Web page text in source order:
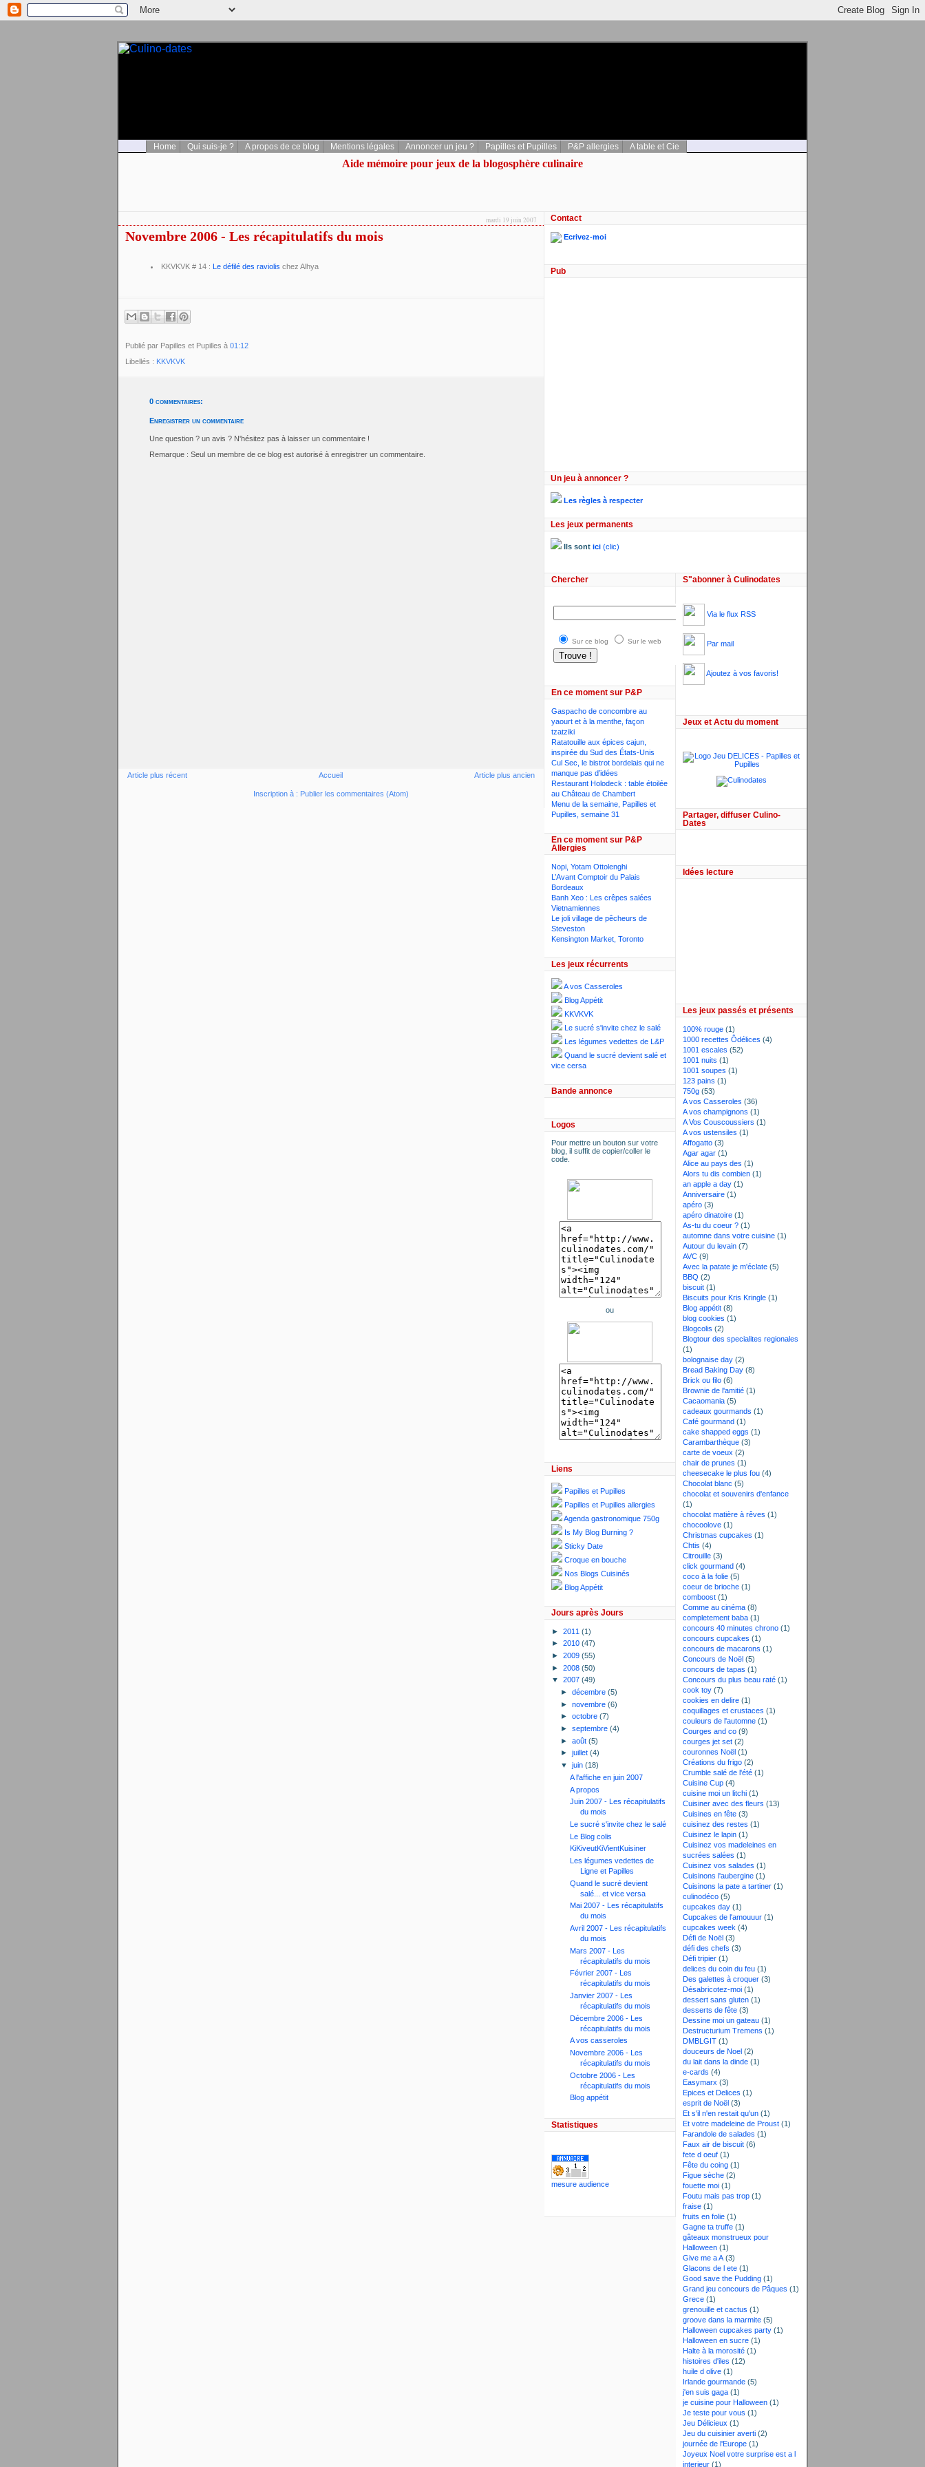
Home Qui suis-je ? A propos de ce blog Mentions légales Annoncer un jeu ? Papilles et Pupilles P&P allergies A table et Cie
Aide mémoire pour jeux de la blogosphère culinaire
mardi 19 juin 2007
Novembre 2006 - Les récapitulatifs du mois
KKVKVK # 14 : Le défilé des raviolis chez Alhya
Publié par Papilles et Pupilles à 01:12
Libellés : KKVKVK
0 commentaires:
Enregistrer un commentaire
Une question ? un avis ? N'hésitez pas à laisser un commentaire !
Remarque : Seul un membre de ce blog est autorisé à enregistrer un commentaire.
Article plus récent Article plus ancien
Accueil
Inscription à : Publier les commentaires (Atom)
Contact
Ecrivez-moi
Pub
Un jeu à annoncer ?
Les règles à respecter
Les jeux permanents
Ils sont ici (clic)
Chercher
Sur ce blog Sur le web
En ce moment sur P&P
Gaspacho de concombre au
yaourt et à la menthe, façon
tzatziki
Ratatouille aux épices cajun,
inspirée du Sud des États-Unis
Cul Sec, le bistrot bordelais qui ne
manque pas d’idées
Restaurant Holodeck : table étoilée
au Château de Chambert
Menu de la semaine, Papilles et
Pupilles, semaine 31
En ce moment sur P&P
Allergies
Nopi, Yotam Ottolenghi
L’Avant Comptoir du Palais
Bordeaux
Banh Xeo : Les crêpes salées
Vietnamiennes
Le joli village de pêcheurs de
Steveston
Kensington Market, Toronto
Les jeux récurrents
A vos Casseroles
Blog Appétit
KKVKVK
Le sucré s'invite chez le salé
Les légumes vedettes de L&P
Quand le sucré devient salé et
vice cersa
Bande annonce
Logos
Pour mettre un bouton sur votre
blog, il suffit de copier/coller le
code.
ou
Liens
Papilles et Pupilles
Papilles et Pupilles allergies
Agenda gastronomique 750g
Is My Blog Burning ?
Sticky Date
Croque en bouche
Nos Blogs Cuisinés
Blog Appétit
Jours après Jours
► 2011 (1)
► 2010 (47)
► 2009 (55)
► 2008 (50)
▼ 2007 (49)
► décembre (5)
► novembre (6)
► octobre (7)
► septembre (4)
► août (5)
► juillet (4)
▼ juin (18)
A l'affiche en juin 2007
A propos
Juin 2007 - Les récapitulatifs
du mois
Le sucré s'invite chez le salé
Le Blog colis
KiKiveutKiVientKuisiner
Les légumes vedettes de
Ligne et Papilles
Quand le sucré devient
salé... et vice versa
Mai 2007 - Les récapitulatifs
du mois
Avril 2007 - Les récapitulatifs
du mois
Mars 2007 - Les
récapitulatifs du mois
Février 2007 - Les
récapitulatifs du mois
Janvier 2007 - Les
récapitulatifs du mois
Décembre 2006 - Les
récapitulatifs du mois
A vos casseroles
Novembre 2006 - Les
récapitulatifs du mois
Octobre 2006 - Les
récapitulatifs du mois
Blog appétit
Statistiques
mesure audience
S"abonner à Culinodates
Via le flux RSS
Par mail
Ajoutez à vos favoris!
Jeux et Actu du moment
Partager, diffuser Culino-
Dates
Idées lecture
Les jeux passés et présents
100% rouge (1)
1000 recettes Ôdélices (4)
1001 escales (52)
1001 nuits (1)
1001 soupes (1)
123 pains (1)
750g (53)
A vos Casseroles (36)
A vos champignons (1)
A Vos Couscoussiers (1)
A vos ustensiles (1)
Affogatto (3)
Agar agar (1)
Alice au pays des (1)
Alors tu dis combien (1)
an apple a day (1)
Anniversaire (1)
apéro (3)
apéro dinatoire (1)
As-tu du coeur ? (1)
automne dans votre cuisine (1)
Autour du levain (7)
AVC (9)
Avec la patate je m'éclate (5)
BBQ (2)
biscuit (1)
Biscuits pour Kris Kringle (1)
Blog appétit (8)
blog cookies (1)
Blogcolis (2)
Blogtour des specialites regionales
(1)
bolognaise day (2)
Bread Baking Day (8)
Brick ou filo (6)
Brownie de l'amitié (1)
Cacaomania (5)
cadeaux gourmands (1)
Café gourmand (1)
cake shapped eggs (1)
Carambarthèque (3)
carte de voeux (2)
chair de prunes (1)
cheesecake le plus fou (4)
Chocolat blanc (5)
chocolat et souvenirs d'enfance
(1)
chocolat matière à rêves (1)
chocoolove (1)
Christmas cupcakes (1)
Chtis (4)
Citrouille (3)
click gourmand (4)
coco à la folie (5)
coeur de brioche (1)
comboost (1)
Comme au cinéma (8)
completement baba (1)
concours 40 minutes chrono (1)
concours cupcakes (1)
concours de macarons (1)
Concours de Noël (5)
concours de tapas (1)
Concours du plus beau raté (1)
cook toy (7)
cookies en delire (1)
coquillages et crustaces (1)
couleurs de l'automne (1)
Courges and co (9)
courges jet set (2)
couronnes Noël (1)
Créations du frigo (2)
Crumble salé de l'été (1)
Cuisine Cup (4)
cuisine moi un litchi (1)
Cuisiner avec des fleurs (13)
Cuisines en fête (3)
cuisinez des restes (1)
Cuisinez le lapin (1)
Cuisinez vos madeleines en
sucrées salées (1)
Cuisinez vos salades (1)
Cuisinons l'aubergine (1)
Cuisinons la pate a tartiner (1)
culinodéco (5)
cupcakes day (1)
Cupcakes de l'amouuur (1)
cupcakes week (4)
Défi de Noël (3)
défi des chefs (3)
Défi tripier (1)
delices du coin du feu (1)
Des galettes à croquer (3)
Désabricotez-moi (1)
dessert sans gluten (1)
desserts de fête (3)
Dessine moi un gateau (1)
Destructurium Tremens (1)
DMBLGIT (1)
douceurs de Noel (2)
du lait dans la dinde (1)
e-cards (4)
Easymarx (3)
Epices et Delices (1)
esprit de Noël (3)
Et s'il n'en restait qu'un (1)
Et votre madeleine de Proust (1)
Farandole de salades (1)
Faux air de biscuit (6)
fete d oeuf (1)
Fête du coing (1)
Figue sèche (2)
fouette moi (1)
Foutu mais pas trop (1)
fraise (1)
fruits en folie (1)
Gagne ta truffe (1)
gâteaux monstrueux pour
Halloween (1)
Give me a A (3)
Glacons de l ete (1)
Good save the Pudding (1)
Grand jeu concours de Pâques (1)
Grece (1)
grenouille et cactus (1)
groove dans la marmite (5)
Halloween cupcakes party (1)
Halloween en sucre (1)
Halte à la morosité (1)
histoires d'iles (12)
huile d olive (1)
Irlande gourmande (5)
j'en suis gaga (1)
je cuisine pour Halloween (1)
Je teste pour vous (1)
Jeu Délicieux (1)
Jeu du cuisinier averti (2)
journée de l'Europe (1)
Joyeux Noel votre surprise est a l
interieur (1)